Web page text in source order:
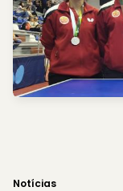
Notícias